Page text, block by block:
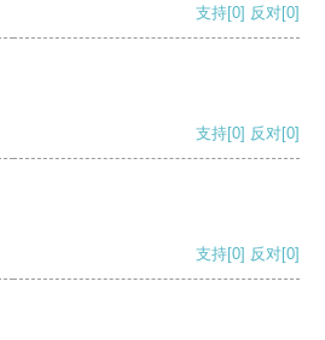
支持[0] 反对[0]
支持[0] 反对[0]
支持[0] 反对[0]